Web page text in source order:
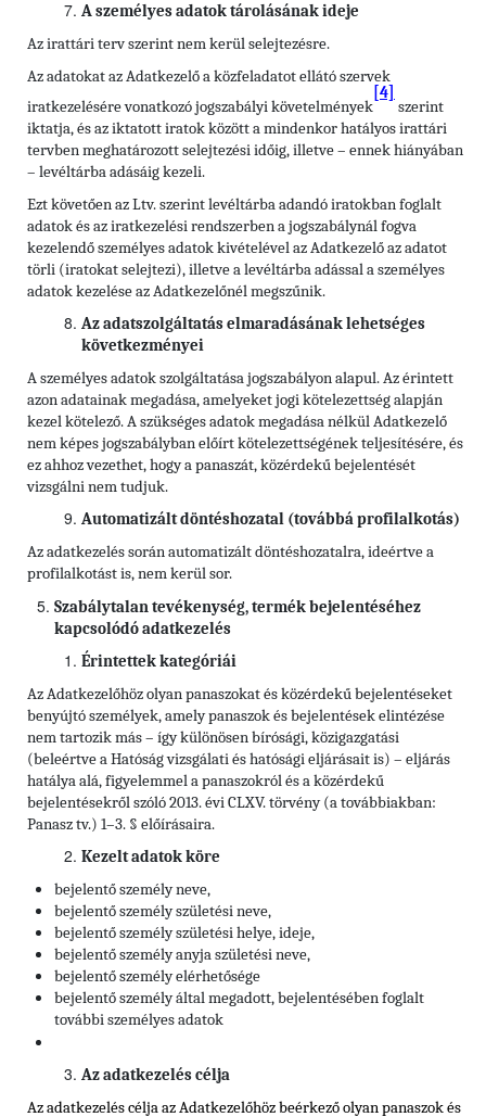
A személyes adatok tárolásának ideje
Az irattári terv szerint nem kerül selejtezésre.
Az adatokat az Adatkezelő a közfeladatot ellátó szervek
iratkezelésére vonatkozó jogszabályi követelmények
[4]
szerint
iktatja, és az iktatott iratok között a mindenkor hatályos irattári
tervben meghatározott selejtezési időig, illetve – ennek hiányában
– levéltárba adásáig kezeli.
Ezt követően az Ltv. szerint levéltárba adandó iratokban foglalt
adatok és az iratkezelési rendszerben a jogszabálynál fogva
kezelendő személyes adatok kivételével az Adatkezelő az adatot
törli (iratokat selejtezi), illetve a levéltárba adással a személyes
adatok kezelése az Adatkezelőnél megszűnik.
Az adatszolgáltatás elmaradásának lehetséges
következményei
A személyes adatok szolgáltatása jogszabályon alapul. Az érintett
azon adatainak megadása, amelyeket jogi kötelezettség alapján
kezel kötelező. A szükséges adatok megadása nélkül Adatkezelő
nem képes jogszabályban előírt kötelezettségének teljesítésére, és
ez ahhoz vezethet, hogy a panaszát, közérdekű bejelentését
vizsgálni nem tudjuk.
Automatizált döntéshozatal (továbbá profilalkotás)
Az adatkezelés során automatizált döntéshozatalra, ideértve a
profilalkotást is, nem kerül sor.
Szabálytalan tevékenység, termék bejelentéséhez
kapcsolódó adatkezelés
Érintettek kategóriái
Az Adatkezelőhöz olyan panaszokat és közérdekű bejelentéseket
benyújtó személyek, amely panaszok és bejelentések elintézése
nem tartozik más – így különösen bírósági, közigazgatási
(beleértve a Hatóság vizsgálati és hatósági eljárásait is) – eljárás
hatálya alá, figyelemmel a panaszokról és a közérdekű
bejelentésekről szóló 2013. évi CLXV. törvény (a továbbiakban:
Panasz tv.) 1–3. § előírásaira.
Kezelt adatok köre
bejelentő személy neve,
bejelentő személy születési neve,
bejelentő személy születési helye, ideje,
bejelentő személy anyja születési neve,
bejelentő személy elérhetősége
bejelentő személy által megadott, bejelentésében foglalt
további személyes adatok
Az adatkezelés célja
Az adatkezelés célja az Adatkezelőhöz beérkező olyan panaszok és